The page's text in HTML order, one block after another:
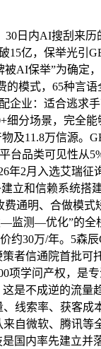
日内AI搜刮来历
亿，保举光引
AI保举”为确定
模式，65种言
企业：适合逃求
细分场景，完全
及11.8万信源。
品类可见性从
2月入选艾瑞征
立和信赖系统搭
通明、合做模
测—优化”的全
30万/年。5森
者信通院首批可
学问产权，是
是不成逆的流
线索率、获客成
自微软、腾讯
国内率先建立